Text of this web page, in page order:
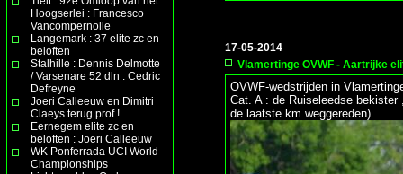
Hoogserlei : Francesco
Vancompernolle
Langemark : 37 elite zc en
beloften
Stalhille : Dennis Delmotte
/ Varsenare 52 dln : Cedric
Defreyne
Joeri Calleeuw en Dimitri
Claeys terug prof !
Eernegem elite zc en
beloften : Joeri Calleeuw
WK Ponferrada UCI World
Championships
17-05-2014
Vlamertinge OVWF - Aartrijke
OVWF-wedstrijden in
Cat. A : de Ruiseleedse
de laatste km weggereden)